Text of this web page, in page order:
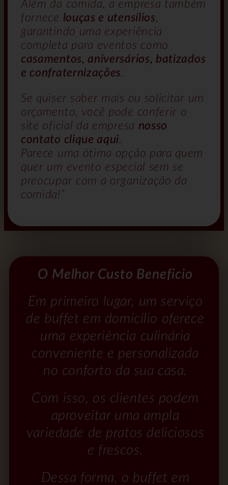
Além da comida, a empresa também
fornece louças e utensílios,
garantindo uma experiência
completa para eventos como
casamentos, aniversários, batizados
e confraternizações.
Se quiser saber mais ou solicitar um
orçamento, você pode conferir o
site oficial da empresa nosso
contato clique aqui.
Parece uma ótima opção para quem
quer um evento especial sem se
preocupar com a organização da
comida!”
O Melhor Custo Beneficio
Em primeiro lugar, um serviço
de buffet em domicílio oferece
uma experiência culinária
conveniente e personalizada
no conforto da sua casa.
Com isso, os clientes podem
aproveitar uma ampla
variedade de pratos deliciosos
e frescos.
Dessa forma, o buffet em